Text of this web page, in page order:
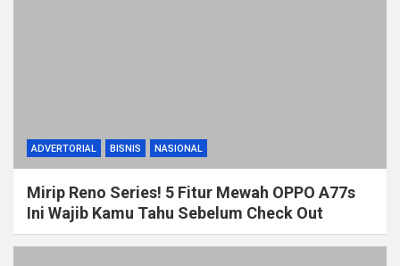
ADVERTORIAL BISNIS NASIONAL
Mirip Reno Series! 5 Fitur Mewah OPPO A77s
Ini Wajib Kamu Tahu Sebelum Check Out